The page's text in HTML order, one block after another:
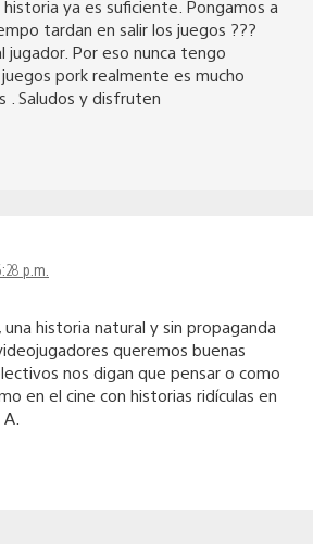
ya es suficiente. Pongamos a
tardan en salir los juegos ???
jugador. Por eso nunca tengo
pork realmente es mucho
. Saludos y disfruten
p.m.
historia natural y sin propaganda
queremos buenas
nos digan que pensar o como
en el cine con historias ridículas en